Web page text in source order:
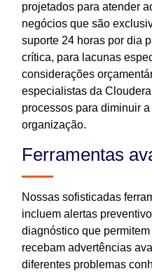
projetados para atender
negócios que são
suporte 24 horas por dia
crítica, para lacunas
considerações
especialistas da
processos para diminuir
organização.
Ferramentas
Nossas sofisticadas
incluem alertas
diagnóstico que
recebam advertências
diferentes problemas